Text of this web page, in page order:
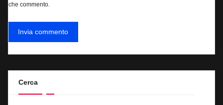
che commento.
Cerca